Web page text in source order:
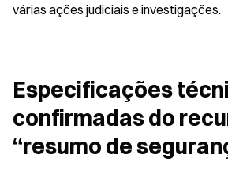
várias ações judiciais e investigações.
Especificações
confirmadas do
“resumo de